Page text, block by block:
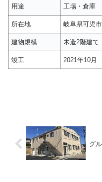
用途 工場・倉庫
所在地 岐阜県可児市
建物規模 木造2
竣工 2021年10月
グ